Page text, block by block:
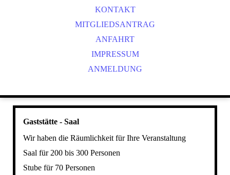
BILDER BÖLLER
KONTAKT
MITGLIEDSANTRAG
ANFAHRT
IMPRESSUM
ANMELDUNG
Gaststätte - Saal
Wir haben die Räumlichkeit für Ihre Veranstaltung
Saal für 200 bis 300 Personen
Stube für 70 Personen